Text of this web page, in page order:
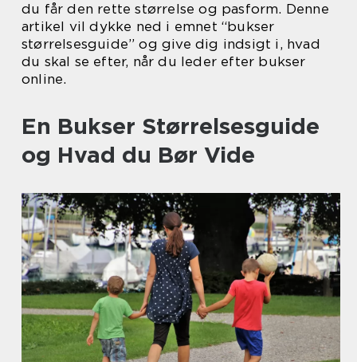
du får den rette størrelse og pasform. Denne
artikel vil dykke ned i emnet “bukser
størrelsesguide” og give dig indsigt i, hvad
du skal se efter, når du leder efter bukser
online.
En Bukser Størrelsesguide
og Hvad du Bør Vide